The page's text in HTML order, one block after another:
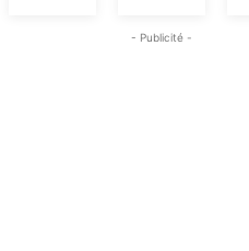
- Publicité -